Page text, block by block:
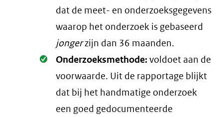
dat de meet- en onderzoeksgegevens
waarop het onderzoek is gebaseerd
jongerzijn dan 36 maanden.
Oké.
Onderzoeksmethode:voldoet aan de
voorwaarde. Uit de rapportage blijkt
dat bij het handmatige onderzoek
een goed gedocumenteerde